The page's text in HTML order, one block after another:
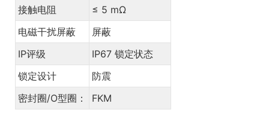
接触电阻
≤ 5 mΩ
电磁干扰屏蔽
屏蔽
IP评级
IP67 锁定状态
锁定设计
防震
密封圈/O型圈：
FKM